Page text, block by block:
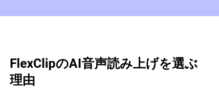
FlexClipのAI音声読み上げを選ぶ
理由